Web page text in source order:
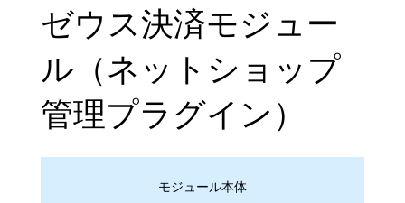
ゼウス決済モジュー
ル（ネットショップ
管理プラグイン）
モジュール本体